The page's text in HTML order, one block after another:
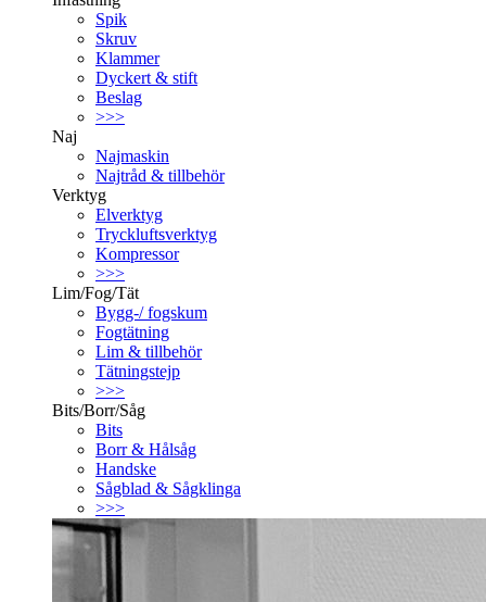
Spik
Skruv
Klammer
Dyckert & stift
Beslag
>>>
Naj
Najmaskin
Najtråd & tillbehör
Verktyg
Elverktyg
Tryckluftsverktyg
Kompressor
>>>
Lim/Fog/Tät
Bygg-/ fogskum
Fogtätning
Lim & tillbehör
Tätningstejp
>>>
Bits/Borr/Såg
Bits
Borr & Hålsåg
Handske
Sågblad & Sågklinga
>>>